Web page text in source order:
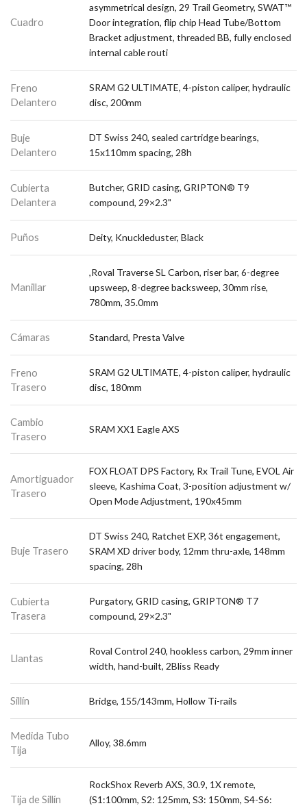
Cuadro
asymmetrical design, 29 Trail Geometry, SWAT™
Door integration, flip chip Head Tube/Bottom
Bracket adjustment, threaded BB, fully enclosed
internal cable routi
Freno
Delantero
SRAM G2 ULTIMATE, 4-piston caliper, hydraulic
disc, 200mm
Buje
Delantero
DT Swiss 240, sealed cartridge bearings,
15x110mm spacing, 28h
Cubierta
Delantera
Butcher, GRID casing, GRIPTON® T9
compound, 29×2.3"
Puños Deity, Knuckleduster, Black
Manillar
,Roval Traverse SL Carbon, riser bar, 6-degree
upsweep, 8-degree backsweep, 30mm rise,
780mm, 35.0mm
Cámaras Standard, Presta Valve
Freno
Trasero
SRAM G2 ULTIMATE, 4-piston caliper, hydraulic
disc, 180mm
Cambio
Trasero
SRAM XX1 Eagle AXS
Amortiguador
Trasero
FOX FLOAT DPS Factory, Rx Trail Tune, EVOL Air
sleeve, Kashima Coat, 3-position adjustment w/
Open Mode Adjustment, 190x45mm
Buje Trasero
DT Swiss 240, Ratchet EXP, 36t engagement,
SRAM XD driver body, 12mm thru-axle, 148mm
spacing, 28h
Cubierta
Trasera
Purgatory, GRID casing, GRIPTON® T7
compound, 29×2.3"
Llantas
Roval Control 240, hookless carbon, 29mm inner
width, hand-built, 2Bliss Ready
Sillín Bridge, 155/143mm, Hollow Ti-rails
Medida Tubo
Tija
Alloy, 38.6mm
Tija de Sillín
RockShox Reverb AXS, 30.9, 1X remote,
(S1:100mm, S2: 125mm, S3: 150mm, S4-S6: